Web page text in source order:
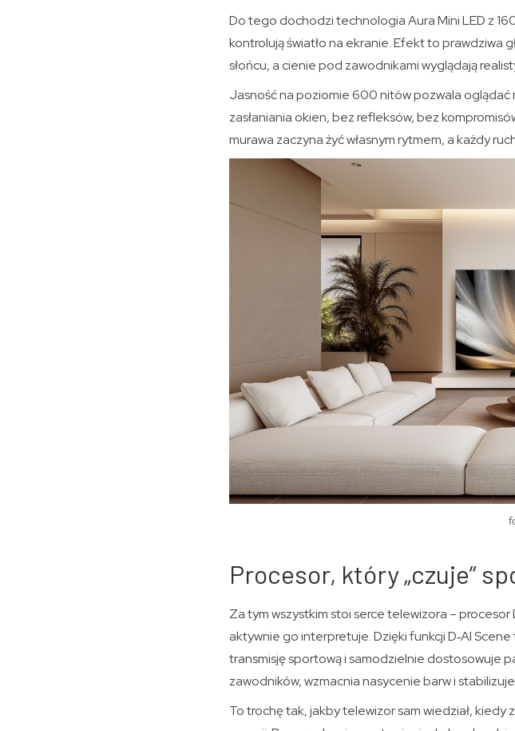
Do tego dochodzi technologia Aura Mini LED z
kontrolują światło na ekranie. Efekt to prawdziwa
słońcu, a cienie pod zawodnikami wyglądają
Jasność na poziomie 600 nitów pozwala oglądać
zasłaniania okien, bez refleksów, bez
murawa zaczyna żyć własnym rytmem, a każdy
Procesor, który „czuje”
Za tym wszystkim stoi serce telewizora –
aktywnie go interpretuje. Dzięki funkcji D‑AI
transmisję sportową i samodzielnie dostosowuje
zawodników, wzmacnia nasycenie barw i
To trochę tak, jakby telewizor sam wiedział, kiedy